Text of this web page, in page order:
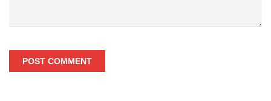
POST COMMENT